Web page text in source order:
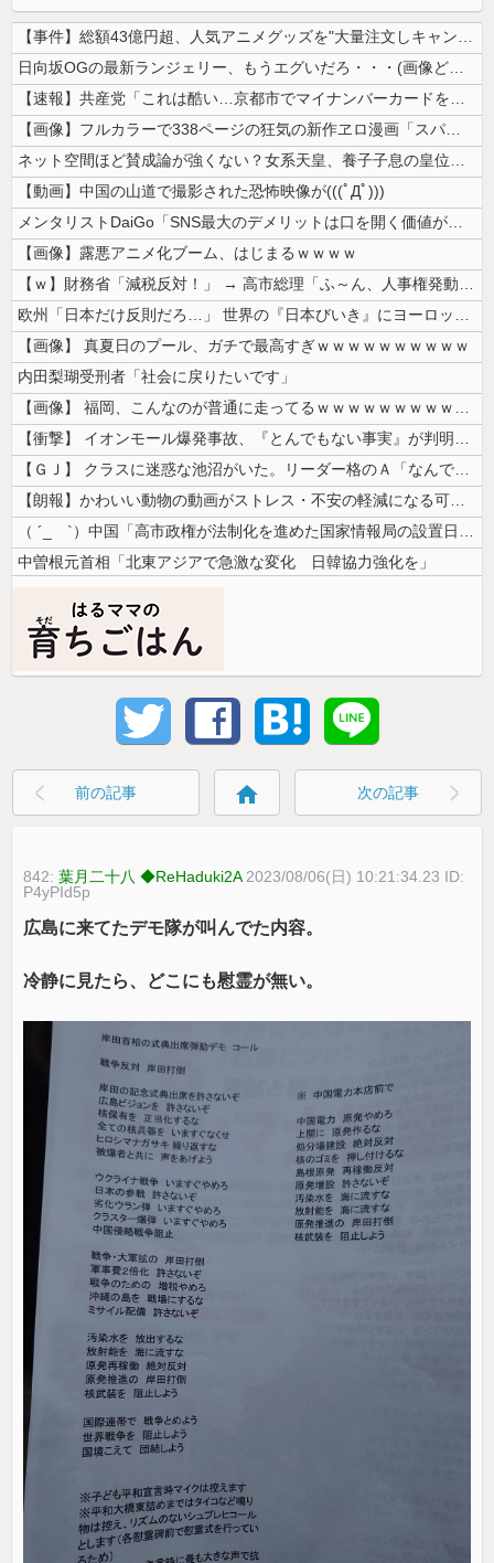
【事件】総額43億円超、人気アニメグッズを"大量注文しキャンセル"女逮...
日向坂OGの最新ランジェリー、もうエグいだろ・・・(画像どーん)
【速報】共産党「これは酷い…京都市でマイナンバーカードを持たない29万...
【画像】フルカラーで338ページの狂気の新作ヱロ漫画「スパ・カイラクー...
ネット空間ほど賛成論が強くない？女系天皇、養子子息の皇位継承など…皇室...
【動画】中国の山道で撮影された恐怖映像が(((ﾟДﾟ)))
メンタリストDaiGo「SNS最大のデメリットは口を開く価値がない奴が...
【画像】露悪アニメ化ブーム、はじまるｗｗｗｗ
【ｗ】財務省「減税反対！」 → 高市総理「ふ～ん、人事権発動ね？」 →...
欧州「日本だけ反則だろ…」 世界の『日本びいき』にヨーロッパ全土から不...
【画像】 真夏日のプール、ガチで最高すぎｗｗｗｗｗｗｗｗｗｗ
内田梨瑚受刑者「社会に戻りたいです」
【画像】 福岡、こんなのが普通に走ってるｗｗｗｗｗｗｗｗｗｗｗｗｗｗｗ...
【衝撃】 イオンモール爆発事故、『とんでもない事実』が判明してしまう・...
【ＧＪ】 クラスに迷惑な池沼がいた。リーダー格のＡ「なんで支援学級に入...
【朗報】かわいい動物の動画がストレス・不安の軽減になる可能性。英大学の...
（ ´_ゝ`）中国「高市政権が法制化を進めた国家情報局の設置日が7月3...
中曽根元首相「北東アジアで急激な変化 日韓協力強化を」
前の記事 home 次の記事
842:葉月二十八 ◆ReHaduki2A2023/08/06(日) 10:21:34.23 ID:
P4yPId5p
広島に来てたデモ隊が叫んでた内容。
冷静に見たら、どこにも慰霊が無い。